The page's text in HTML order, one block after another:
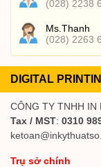
(028) 2238
Ms.Thanh
(028) 2263
DIGITAL
CÔNG TY TNHH IN
Tax / MST: 0310
Trụ sở chính